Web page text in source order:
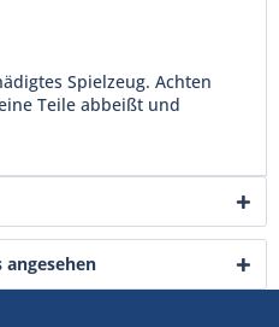
Spielzeug. Achten
Teile abbeißt und
angesehen